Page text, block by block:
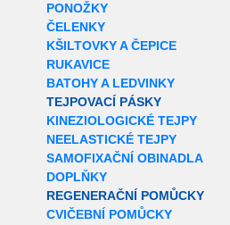
PONOŽKY
ČELENKY
KŠILTOVKY A ČEPICE
RUKAVICE
BATOHY A LEDVINKY
TEJPOVACÍ PÁSKY
KINEZIOLOGICKÉ TEJPY
NEELASTICKÉ TEJPY
SAMOFIXAČNÍ OBINADLA
DOPLŇKY
REGENERAČNÍ POMŮCKY
CVIČEBNÍ POMŮCKY